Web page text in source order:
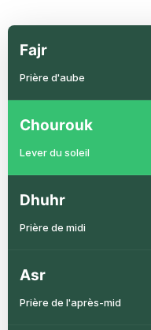
Fajr
Prière d'aube
Chourouk
Lever du soleil
Dhuhr
Prière de midi
Asr
Prière de l'après-mid